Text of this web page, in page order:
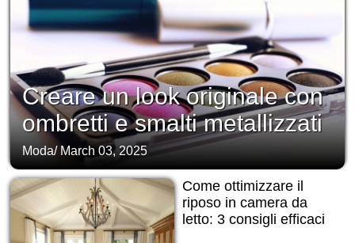
Creare un look originale con
ombretti e smalti metallizzati
Moda/ March 03, 2025
Come ottimizzare il
riposo in camera da
letto: 3 consigli efficaci